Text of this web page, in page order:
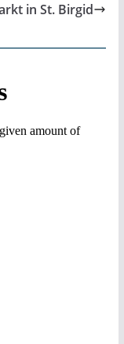
in St. Birgid